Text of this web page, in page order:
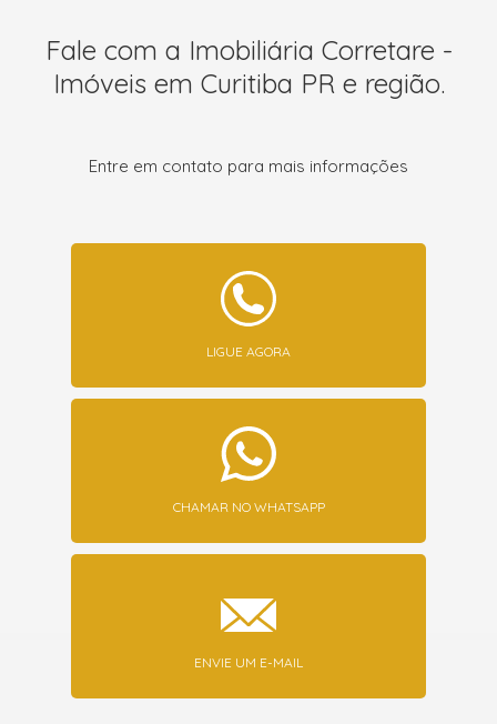
Fale com a Imobiliária Corretare -
Imóveis em Curitiba PR e região.
Entre em contato para mais informações
LIGUE AGORA
CHAMAR NO WHATSAPP
ENVIE UM E-MAIL